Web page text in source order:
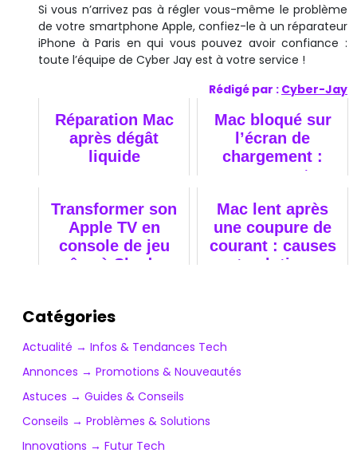
Si vous n’arrivez pas à régler vous-même le problème
de votre smartphone Apple, confiez-le à un réparateur
iPhone à Paris en qui vous pouvez avoir confiance :
toute l’équipe de Cyber Jay est à votre service !
Rédigé par : Cyber-Jay
Réparation Mac
après dégât
liquide
Mac bloqué sur
l’écran de
chargement :
causes et
Transformer son
Apple TV en
console de jeu
grâce à Shadow
Mac lent après
une coupure de
courant : causes
et solutions
Catégories
Actualité → Infos & Tendances Tech
Annonces → Promotions & Nouveautés
Astuces → Guides & Conseils
Conseils → Problèmes & Solutions
Innovations → Futur Tech